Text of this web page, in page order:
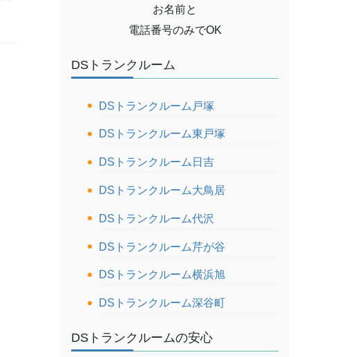
お名前と
電話番号のみでOK
DSトランクルーム
DSトランクルーム戸塚
DSトランクルーム東戸塚
DSトランクルーム日吉
DSトランクルーム大鳥居
DSトランクルーム代沢
DSトランクルーム芹が谷
DSトランクルーム横浜旭
DSトランクルーム深谷町
DSトランクルームの安心